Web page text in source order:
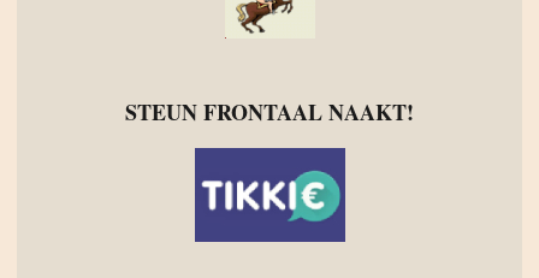
STEUN FRONTAAL NAAKT!